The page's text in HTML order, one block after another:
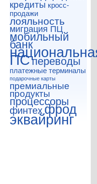
кредиты кросс-
продажи
лояльность
миграция ПЦ
мобильный
банк
ПСпереводы
платежные терминалы
подарочные карты
премиальные
продукты
процессоры
финтехфрод
эквайринг